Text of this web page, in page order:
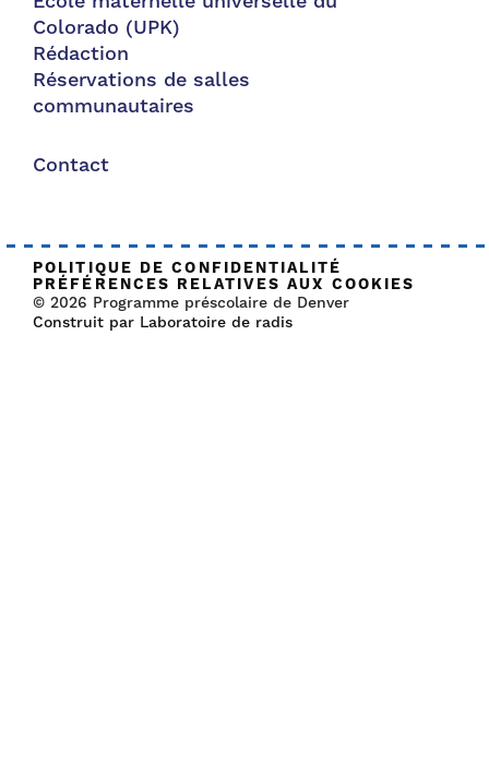
Colorado (UPK)
Rédaction
Réservations de salles
communautaires
Contact
POLITIQUE DE CONFIDENTIALITÉ
PRÉFÉRENCES RELATIVES AUX COOKIES
© 2026 Programme préscolaire de Denver
Construit par Laboratoire de radis